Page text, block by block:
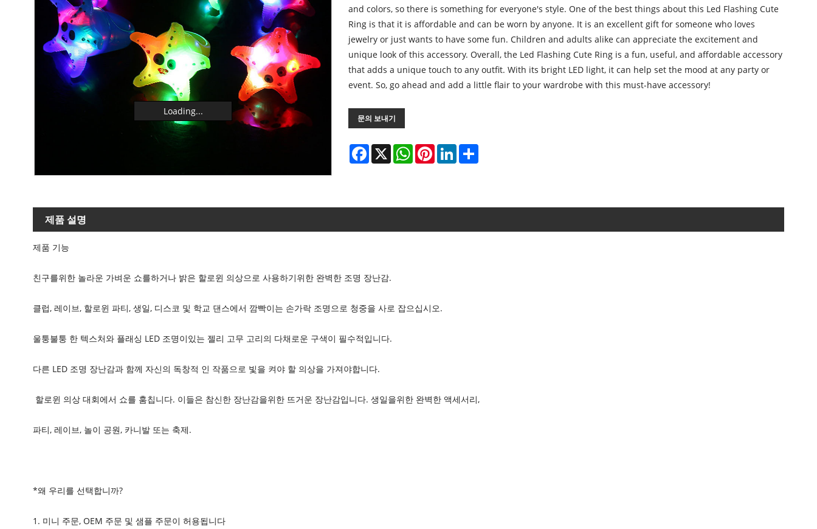
Loading...
and colors, so there is something for everyone's style. One of the best things about this Led Flashing Cute
Ring is that it is affordable and can be worn by anyone. It is an excellent gift for someone who loves
jewelry or just wants to have some fun. Children and adults alike can appreciate the excitement and
unique look of this accessory. Overall, the Led Flashing Cute Ring is a fun, useful, and affordable accessory
that adds a unique touch to any outfit. With its bright LED light, it can help set the mood at any party or
event. So, go ahead and add a little flair to your wardrobe with this must-have accessory!
문의 보내기
Facebook
X WhatsApp
PinterestLinkedIn
제품 설명
제품 기능
친구를위한 놀라운 가벼운 쇼를하거나 밝은 할로윈 의상으로 사용하기위한 완벽한 조명 장난감.
클럽, 레이브, 할로윈 파티, 생일, 디스코 및 학교 댄스에서 깜빡이는 손가락 조명으로 청중을 사로 잡으십시오.
울퉁불퉁 한 텍스처와 플래싱 LED 조명이있는 젤리 고무 고리의 다채로운 구색이 필수적입니다.
다른 LED 조명 장난감과 함께 자신의 독창적 인 작품으로 빛을 켜야 할 의상을 가져야합니다.
할로윈 의상 대회에서 쇼를 훔칩니다. 이들은 참신한 장난감을위한 뜨거운 장난감입니다. 생일을위한 완벽한 액세서리,
파티, 레이브, 놀이 공원, 카니발 또는 축제.
*왜 우리를 선택합니까?
1. 미니 주문, OEM 주문 및 샘플 주문이 허용됩니다